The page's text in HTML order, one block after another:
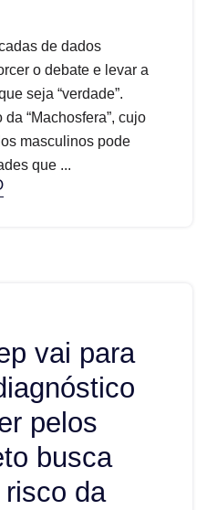
de dados
o debate e levar a
seja “verdade”.
“Machosfera”, cujo
masculinos pode
que ...
vai para
pelos
busca
da